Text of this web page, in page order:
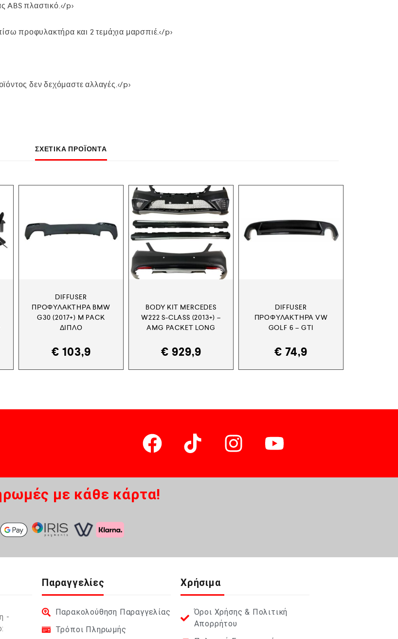
ABS πλαστικό.</p>
προφυλακτήρα και 2 τεμάχια μαρσπιέ.</p>
δεν δεχόμαστε αλλαγές.</p>
ΣΧΕΤΙΚΆ ΠΡΟΪΌΝΤΑ
DIFFUSER
ΠΡΟΦΥΛΑΚΤΉΡΑ BMW
G30 (2017+) M PACK
ΔΙΠΛΌ
€ 103,9
BODY KIT MERCEDES
W222 S-CLASS (2013+) –
AMG PACKET LONG
€ 929,9
DIFFUSER
ΠΡΟΦΥΛΑΚΤΉΡΑ VW
GOLF 6 – GTI
€ 74,9
με κάθε κάρτα!
-
Παραγγελίες
Παρακολούθηση Παραγγελίας
Τρόποι Πληρωμής
Χρήσιμα
Όροι Χρήσης & Πολιτική
Απορρήτου